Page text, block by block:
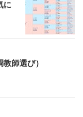
に
師選び）